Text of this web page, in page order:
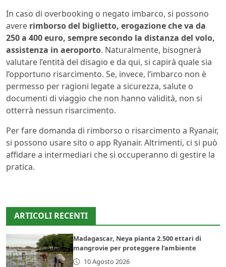
In caso di overbooking o negato imbarco, si possono
avere rimborso del biglietto, erogazione che va da
250 a 400 euro, sempre secondo la distanza del volo,
assistenza in aeroporto. Naturalmente, bisognerà
valutare l’entità del disagio e da qui, si capirà quale sia
l’opportuno risarcimento. Se, invece, l’imbarco non è
permesso per ragioni legate a sicurezza, salute o
documenti di viaggio che non hanno validità, non si
otterrà nessun risarcimento.
Per fare domanda di rimborso o risarcimento a Ryanair,
si possono usare sito o app Ryanair. Altrimenti, ci si può
affidare a intermediari che si occuperanno di gestire la
pratica.
ARTICOLI RECENTI
Madagascar, Neya pianta 2.500 ettari di
mangrovie per proteggere l’ambiente
10 Agosto 2026